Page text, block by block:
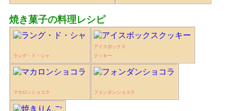
焼き菓子の料理レシピ
ラング・ド・シャ
アイスボックス
クッキー
マカロンショコラ フォンダンショコラ